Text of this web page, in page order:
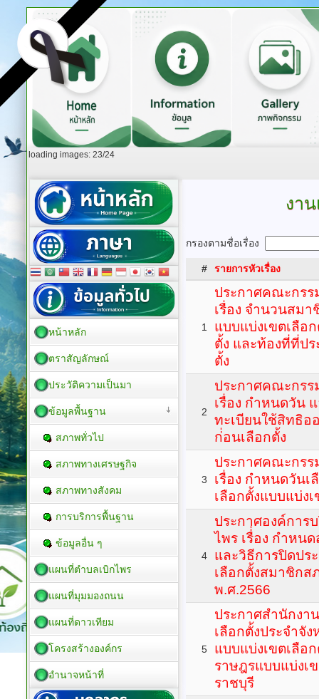
loading images: 23/24
งา
กรองตามชื่อเรื่อง
# รายการหัวเรื่อง
1
ประกาศคณะกรร
เรื่อง จำนวนสม
แบบแบ่งเขตเลือ
ตั้ง และท้องที่ที่ปร
ตั้ง
2
ประกาศคณะกรร
เรื่อง กำหนดวัน
ทะเบียนใช้สิทธิอ
ก่่อนเลือกตั้ง
3
ประกาศคณะกรร
เรื่อง กำหนดวันเ
เลือกตั้งแบบแบ่ง
4
ประกาศองค์การ
ไพร เรื่่อง กำห
และวิธีการปิดปร
เลือกตั้งสมาชิกส
พ.ศ.2566
5
ประกาศสำนักงา
เลือกตั้งประจำจัง
แบบแบ่งเขตเลือ
ราษฎรแบบแบ่งเ
ราชบุรี
หน้าหลัก
ตราสัญลักษณ์
ประวัติความเป็นมา
ข้อมูลพื้นฐาน
สภาพทั่วไป
สภาพทางเศรษฐกิจ
สภาพทางสังคม
การบริการพื้นฐาน
ข้อมูลอื่น ๆ
แผนที่ตำบลเบิกไพร
แผนที่มุมมองถนน
แผนที่ดาวเทียม
โครงสร้างองค์กร
อำนาจหน้าที่